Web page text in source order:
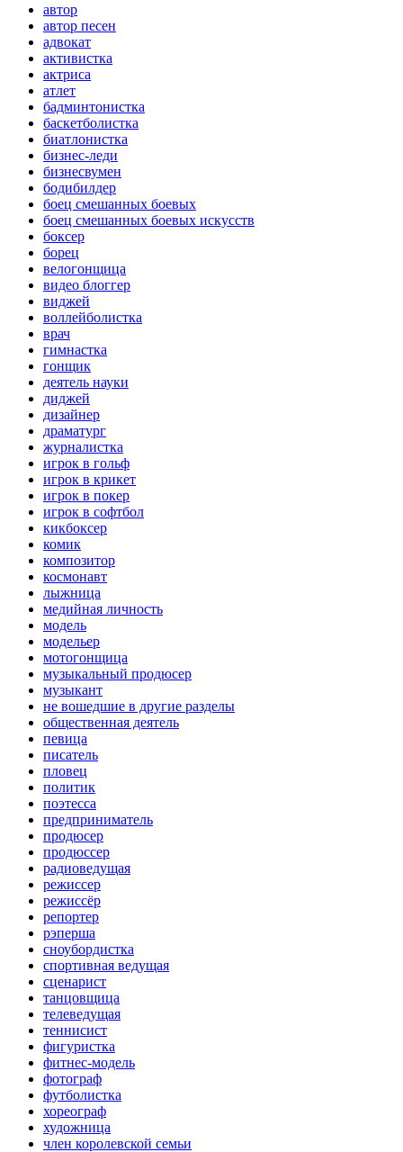
автор
автор песен
адвокат
активистка
актриса
атлет
бадминтонистка
баскетболистка
биатлонистка
бизнес-леди
бизнесвумен
бодибилдер
боец смешанных боевых
боец смешанных боевых искусств
боксер
борец
велогонщица
видео блоггер
виджей
воллейболистка
врач
гимнастка
гонщик
деятель науки
диджей
дизайнер
драматург
журналистка
игрок в гольф
игрок в крикет
игрок в покер
игрок в софтбол
кикбоксер
комик
композитор
космонавт
лыжница
медийная личность
модель
модельер
мотогонщица
музыкальный продюсер
музыкант
не вошедшие в другие разделы
общественная деятель
певица
писатель
пловец
политик
поэтесса
предприниматель
продюсер
продюссер
радиоведущая
режиссер
режиссёр
репортер
рэперша
сноубордистка
спортивная ведущая
сценарист
танцовщица
телеведущая
теннисист
фигуристка
фитнес-модель
фотограф
футболистка
хореограф
художница
член королевской семьи